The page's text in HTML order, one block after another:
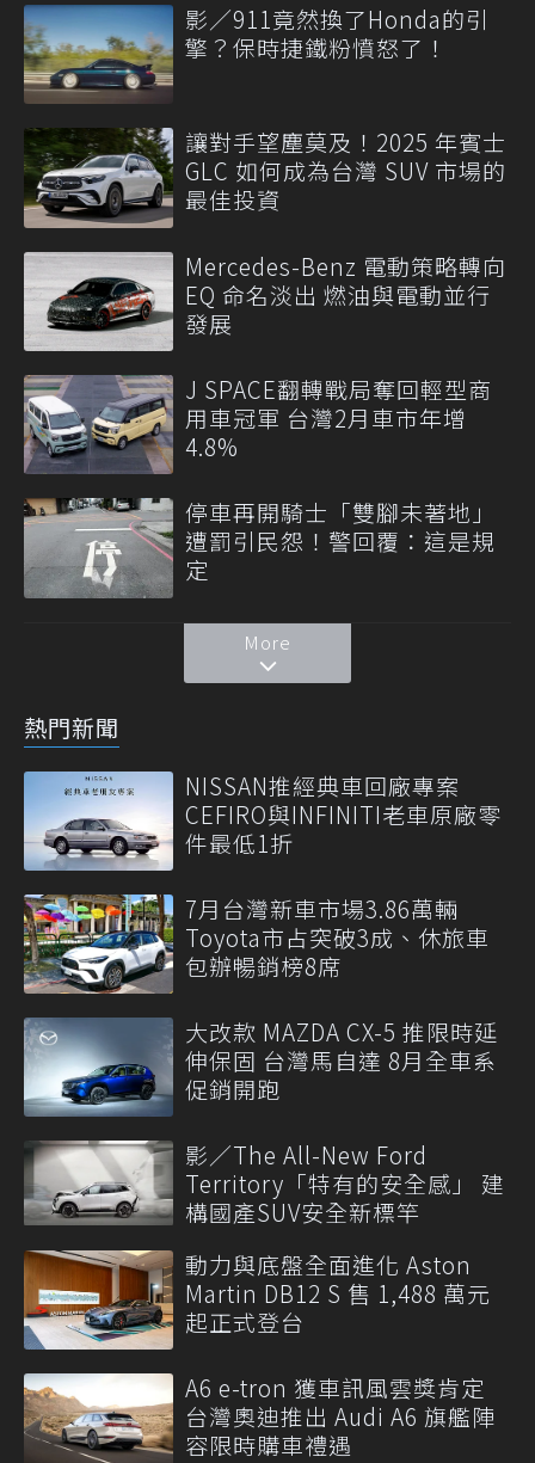
影／911竟然換了Honda的引
擎？保時捷鐵粉憤怒了！
讓對手望塵莫及！2025 年賓士
GLC 如何成為台灣 SUV 市場的
最佳投資
Mercedes-Benz 電動策略轉向
EQ 命名淡出 燃油與電動並行
發展
J SPACE翻轉戰局奪回輕型商
用車冠軍 台灣2月車市年增
4.8%
停車再開騎士「雙腳未著地」
遭罰引民怨！警回覆：這是規
定
More
熱門新聞
NISSAN推經典車回廠專案
CEFIRO與INFINITI老車原廠零
件最低1折
7月台灣新車市場3.86萬輛
Toyota市占突破3成、休旅車
包辦暢銷榜8席
大改款 MAZDA CX-5 推限時延
伸保固 台灣馬自達 8月全車系
促銷開跑
影／The All-New Ford
Territory「特有的安全感」 建
構國產SUV安全新標竿
動力與底盤全面進化 Aston
Martin DB12 S 售 1,488 萬元
起正式登台
A6 e-tron 獲車訊風雲獎肯定
台灣奧迪推出 Audi A6 旗艦陣
容限時購車禮遇